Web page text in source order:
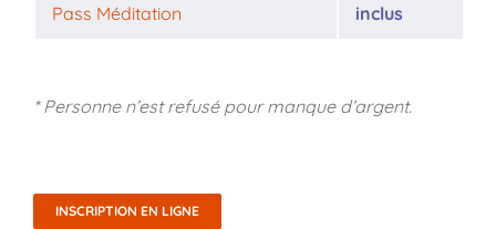
Pass Méditation inclus
* Personne n’est refusé pour manque d’argent.
INSCRIPTION EN LIGNE